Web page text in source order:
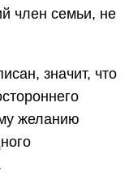
член семьи, не
значит, что
желанию